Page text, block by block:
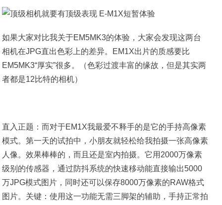
如果大家对比我关于EM5MK3的体验，大家会发现这两台
相机在JPG直出色彩上的差异。EM1X出片的质感要比
EM5MK3“厚实”很多。（色彩过渡丰富的缘故，但是其实两
者都是12比特的相机）
直入正题：而对于EM1X我最爱不释手的是它的手持高像素
模式。第一天的试拍中，小朋友就轻松给我拍摄一张高像素
人像。效果棒棒的，而且还是室内拍摄。它用2000万像素
级别的传感器，通过防抖系统的快速移动能直接输出5000
万JPG模式图片，同时还可以保存8000万像素的RAW格式
图片。关键：使用这一功能无需三脚架的辅助，手持正常拍